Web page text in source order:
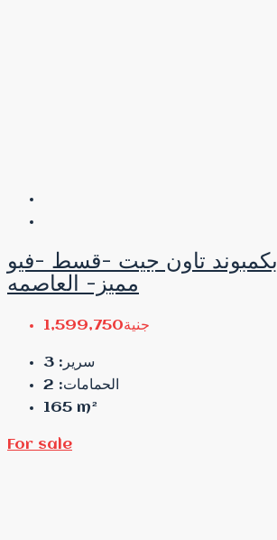
شقه 165 بكمبوند تاون جيت -قسط -فيو
مميز- العاصمه
جنية1,599,750
سرير: 3
الحمامات: 2
165 m²
For sale